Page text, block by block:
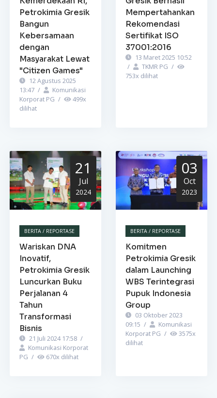
Petrokimia Gresik
Bangun
Kebersamaan
dengan
Masyarakat Lewat
"Citizen Games"
12 Agustus 2025
13:47 /
Komunikasi
Korporat PG / 499x
dilihat
Mempertahankan
Rekomendasi
Sertifikat ISO
37001:2016
13 Maret 2025 10:52
/
TKMR PG /
753x dilihat
21
Jul
2024
BERITA / REPORTASE
Wariskan DNA
Inovatif,
Petrokimia Gresik
Luncurkan Buku
Perjalanan 4
Tahun
Transformasi
Bisnis
21 Juli 2024 17:58 /
Komunikasi Korporat
PG / 670x dilihat
03
Oct
2023
BERITA / REPORTASE
Komitmen
Petrokimia Gresik
dalam Launching
WBS Terintegrasi
Pupuk Indonesia
Group
03 Oktober 2023
09:15 /
Komunikasi
Korporat PG / 3575x
dilihat